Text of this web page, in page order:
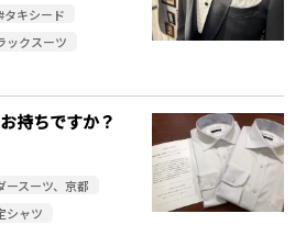
タキシード
ックスーツ
持ちですか？
ースーツ、京都
シャツ